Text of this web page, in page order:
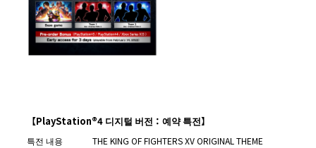
【PlayStation®4 디지털 버전：예약 특전】
특전 내용
THE KING OF FIGHTERS XV ORIGINAL THEME